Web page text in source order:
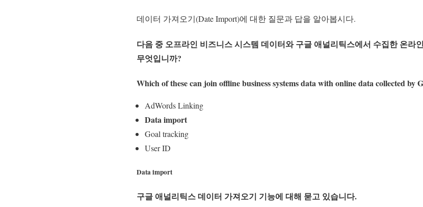
데이터 가져오기(Date Import)에 대한 질문과 답을 알아봅시다.
다음 중 오프라인 비즈니스 시스템 데이터와 구글 애널리틱스에서 수집한 온라
무엇입니까?
Which of these can join offline business systems data with online data collected by
AdWords Linking
Data import
Goal tracking
User ID
Data import
구글 애널리틱스 데이터 가져오기 기능에 대해 묻고 있습니다.